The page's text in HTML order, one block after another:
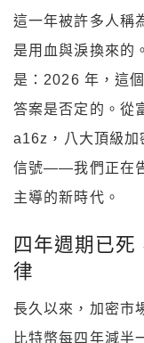
這一年被許多人稱
是用血與淚換來的
是：2026 年，這
答案是否定的。從
a16z，八大頂級加
信號——我們正在
主導的新時代。
四年週期已死
律
長久以來，加密市
比特幣每四年減半